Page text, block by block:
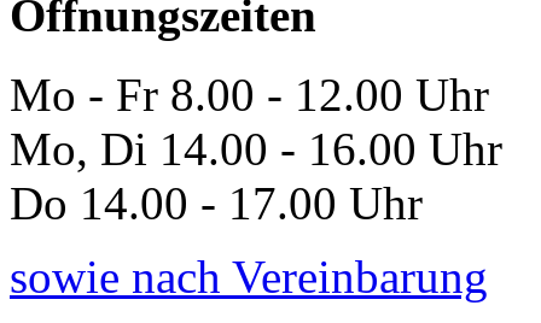
Öffnungszeiten
Mo - Fr 8.00 - 12.00 Uhr
Mo, Di 14.00 - 16.00 Uhr
Do 14.00 - 17.00 Uhr
sowie nach Vereinbarung